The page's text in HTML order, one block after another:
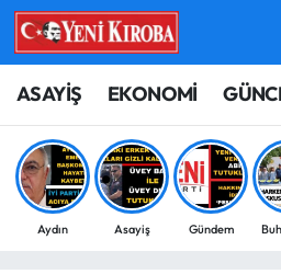
ASAYİŞ EKONOMİ
Aydın Asayiş Gündem
ASAYİŞ
BİLİM-TEKNOLOJİ
ÇEVRE
Aydın Nöbetçi Eczaneler
Aydın Hava Durumu
Aydin Namaz Vakitleri